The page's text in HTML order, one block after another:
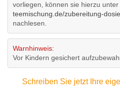
vorliegen, können sie hierzu unter
teemischung.de/zubereitung-
nachlesen.
Warnhinweis:
Vor Kindern gesichert
Schreiben Sie jetzt Ihre